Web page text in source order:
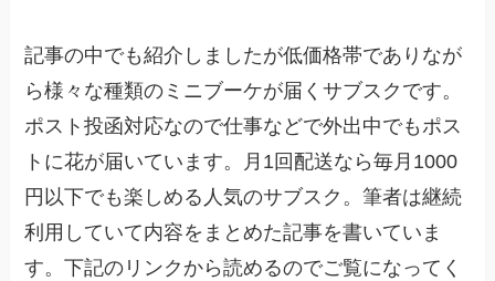
記事の中でも紹介しましたが低価格帯でありなが
ら様々な種類のミニブーケが届くサブスクです。
ポスト投函対応なので仕事などで外出中でもポス
トに花が届いています。月1回配送なら毎月1000
円以下でも楽しめる人気のサブスク。筆者は継続
利用していて内容をまとめた記事を書いていま
す。下記のリンクから読めるのでご覧になってく